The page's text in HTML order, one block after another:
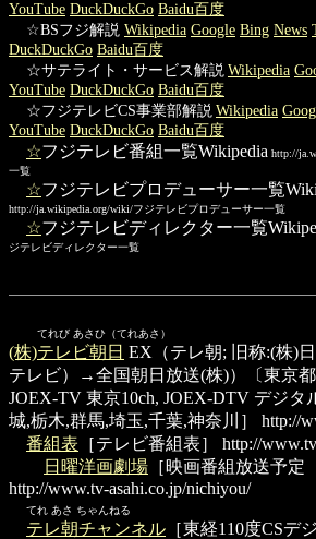
YouTube DuckDuckGo Baidu百度
☆BSフジ解説 Wikipedia Google Bing News
DuckDuckGo Baidu百度
☆サテライト・サービス解説 Wikipedia
YouTube DuckDuckGo Baidu百度
☆フジテレビCS事業部解説 Wikipedia
YouTube DuckDuckGo Baidu百度
☆フジテレビ番組一覧Wikipedia http://
一覧
☆フジテレビプロデューサー一覧
http://ja.wikipedia.org/wiki/フジテレビプロデューサー一覧
☆フジテレビディレクター一覧
ジテレビディレクター一覧
てれび あさひ（てれあさ）
(株)テレビ朝日 EX（テレ朝; 旧称:(株)
テレビ）→全国朝日放送(株)）〔東京
JOEX-TV 東京10ch, JOEX-DTV デジタ
城,栃木,群馬,埼玉,千葉,神奈川］
http://
番組表 ［テレビ番組表］
http://
日曜洋画劇場 ［映画番組放送予定
http://www.tv-asahi.co.jp/nichiyou/
てれ あさ ちゃんねる
テレ朝チャンネル ［東経110度CSデ